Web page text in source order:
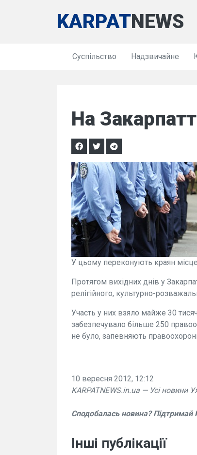
KARPATNEWS
Суспільство Надзвичайне
На
У цьому переконують краян
Протягом вихідних днів у
релігійного, культурно-
Участь у них взяло майже 30
забезпечувало більше 250
не було, запевняють
10 вересня 2012, 12:12
KARPATNEWS.in.ua — Усі новини
Сподобалась новина?
Інші публікації